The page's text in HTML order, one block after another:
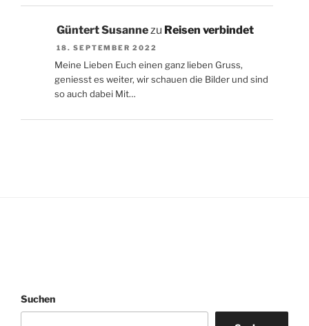
Güntert Susannezu Reisen verbindet
18. SEPTEMBER 2022
Meine Lieben Euch einen ganz lieben Gruss,
geniesst es weiter, wir schauen die Bilder und sind
so auch dabei Mit…
Suchen